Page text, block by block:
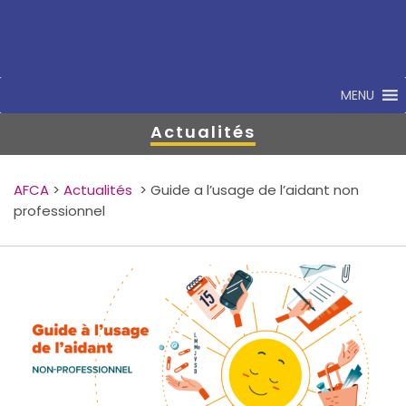
MENU
Actualités
AFCA > Actualités > Guide a l’usage de l’aidant non
professionnel